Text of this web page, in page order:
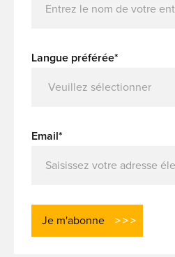
Langue préférée*
Email*